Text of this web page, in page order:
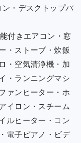
・デスクトップパ
付きエアコン・窓
・ストーブ・炊飯
・空気清浄機・加
・ランニングマシ
ァンヒーター・ホ
イロン・スチーム
ルヒーター・コン
電子ピアノ・ビデ